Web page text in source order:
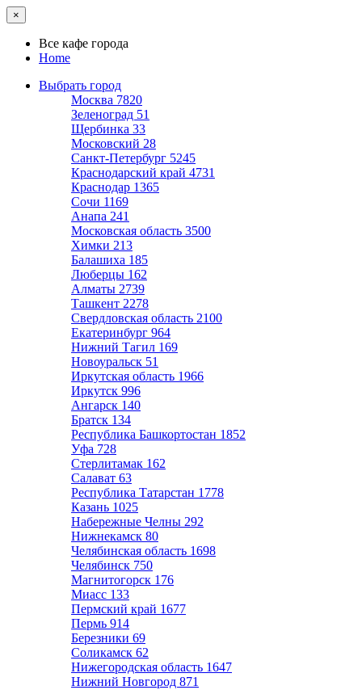
×
Все кафе города
Home
Выбрать город
Москва 7820
Зеленоград 51
Щербинка 33
Московский 28
Санкт-Петербург 5245
Краснодарский край 4731
Краснодар 1365
Сочи 1169
Анапа 241
Московская область 3500
Химки 213
Балашиха 185
Люберцы 162
Алматы 2739
Ташкент 2278
Свердловская область 2100
Екатеринбург 964
Нижний Тагил 169
Новоуральск 51
Иркутская область 1966
Иркутск 996
Ангарск 140
Братск 134
Республика Башкортостан 1852
Уфа 728
Стерлитамак 162
Салават 63
Республика Татарстан 1778
Казань 1025
Набережные Челны 292
Нижнекамск 80
Челябинская область 1698
Челябинск 750
Магнитогорск 176
Миасс 133
Пермский край 1677
Пермь 914
Березники 69
Соликамск 62
Нижегородская область 1647
Нижний Новгород 871